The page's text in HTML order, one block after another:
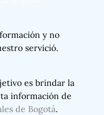
y no
servició.
es brindar la
información de
de Bogotá.